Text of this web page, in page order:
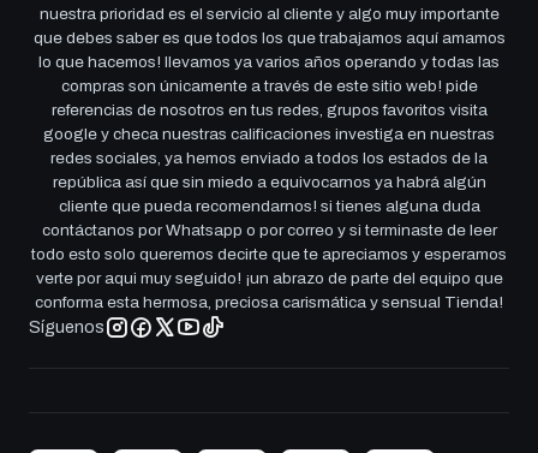
nuestra prioridad es el servicio al cliente y algo muy importante
que debes saber es que todos los que trabajamos aquí amamos
lo que hacemos! llevamos ya varios años operando y todas las
compras son únicamente a través de este sitio web! pide
referencias de nosotros en tus redes, grupos favoritos visita
google y checa nuestras calificaciones investiga en nuestras
redes sociales, ya hemos enviado a todos los estados de la
república así que sin miedo a equivocarnos ya habrá algún
cliente que pueda recomendarnos! si tienes alguna duda
contáctanos por Whatsapp o por correo y si terminaste de leer
todo esto solo queremos decirte que te apreciamos y esperamos
verte por aqui muy seguido! ¡un abrazo de parte del equipo que
conforma esta hermosa, preciosa carismática y sensual Tienda!
Síguenos